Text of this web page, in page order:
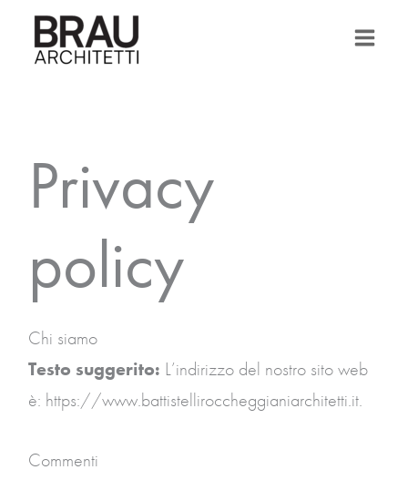
Privacy
policy
Chi siamo
Testo suggerito: L’indirizzo del nostro sito web
è: https://www.battistelliroccheggianiarchitetti.it.
Commenti